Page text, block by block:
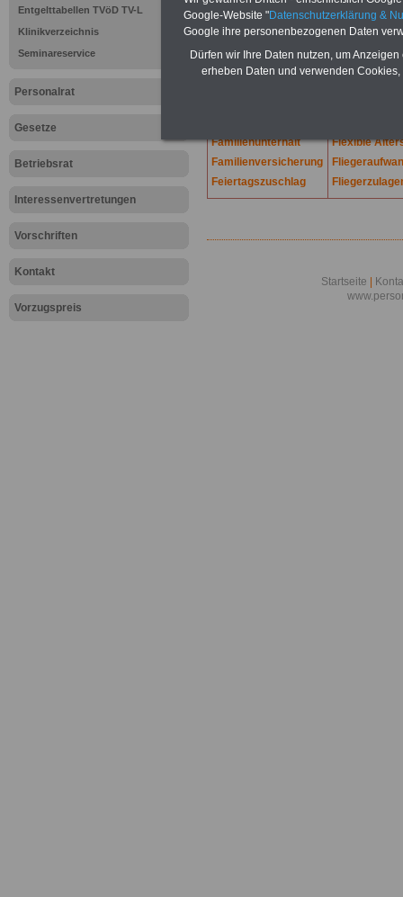
Entgelttabellen TVöD TV-L
Klinikverzeichnis
Seminareservice
Personalrat
Gesetze
Betriebsrat
Interessenvertretungen
Vorschriften
Kontakt
Vorzugspreis
F
Fahrerlaubnisentzug
Fahrtkosten
Fahrtkostenwegfall
Familienunterhalt
Familienversicherung
Feiertagszuschlag
Ferienarbeit
Fiktive
Fiktives
und
Flexible
Startseite
Google-Website "Datenschutzerklärung &
Google ihre personenbezogenen Daten
Dürfen wir Ihre Daten nutzen, um
erheben Daten und verwenden